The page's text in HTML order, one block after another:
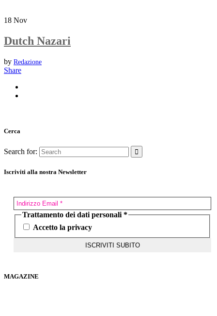
18 Nov
Dutch Nazari
by Redazione
Share
Cerca
Search for:
Iscriviti alla nostra Newsletter
Trattamento dei dati personali *
Accetto la privacy
MAGAZINE